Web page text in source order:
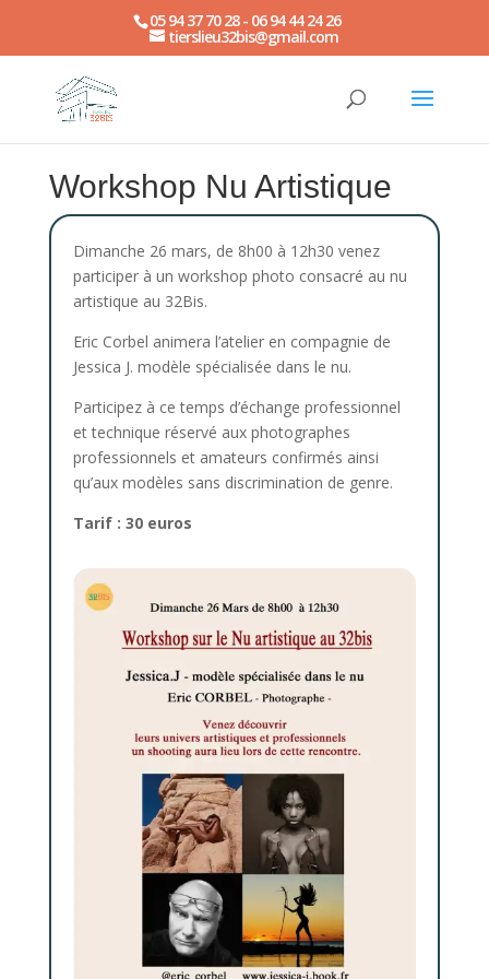
05 94 37 70 28 - 06 94 44 24 26
tierslieu32bis@gmail.com
Workshop Nu Artistique
Dimanche 26 mars, de 8h00 à 12h30 venez
participer à un workshop photo consacré au nu
artistique au 32Bis.
Eric Corbel animera l’atelier en compagnie de
Jessica J. modèle spécialisée dans le nu.
Participez à ce temps d’échange professionnel
et technique réservé aux photographes
professionnels et amateurs confirmés ainsi
qu’aux modèles sans discrimination de genre.
Tarif : 30 euros